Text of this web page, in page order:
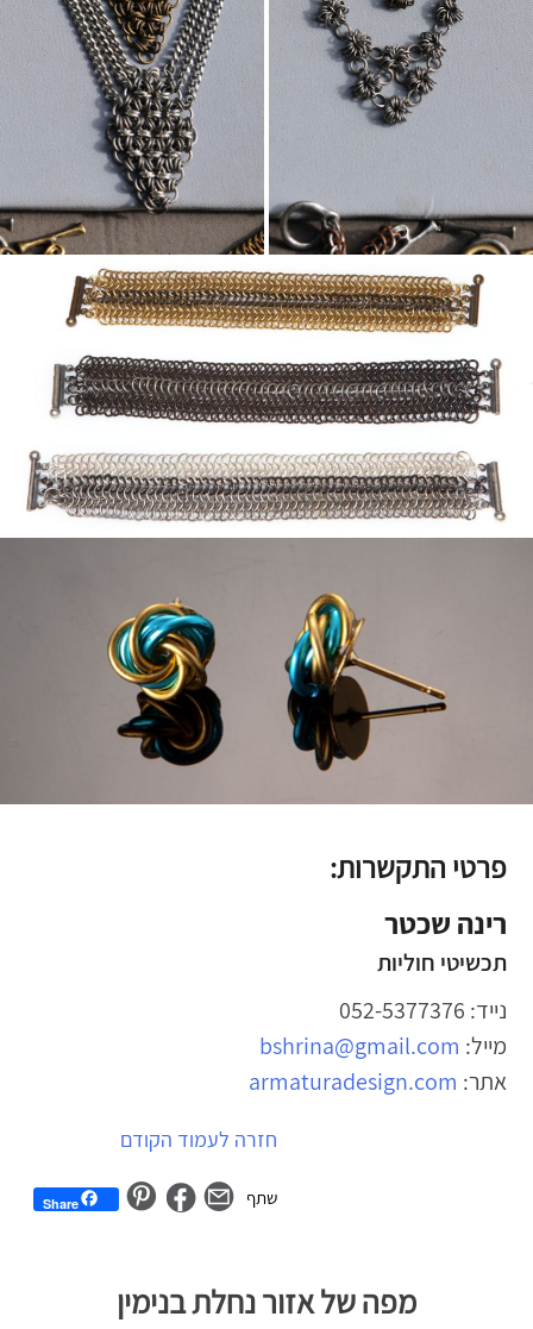
פרטי התקשרות:
רינה שכטר
תכשיטי חוליות
נייד: 052-5377376
מייל: bshrina@gmail.com
אתר: armaturadesign.com
חזרה לעמוד הקודם
Share
מפה של אזור נחלת בנימין